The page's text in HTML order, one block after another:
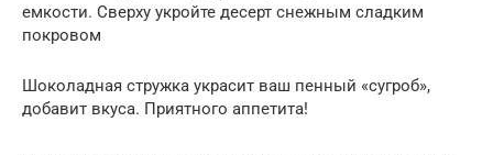
емкости. Сверху укройте десерт снежным сладким
покровом
Шоколадная стружка украсит ваш пенный «сугроб»,
добавит вкуса. Приятного аппетита!